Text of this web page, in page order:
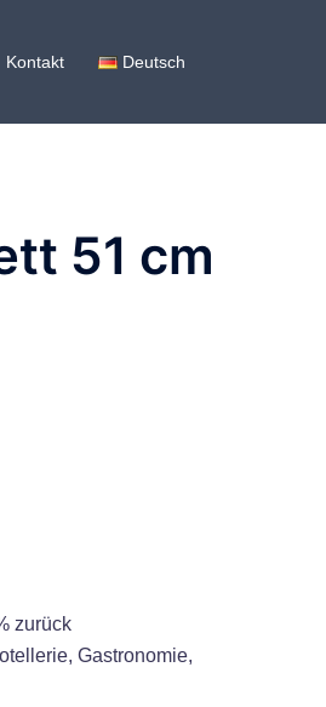
Kontakt Deutsch
51 cm
zurück
Gastronomie,